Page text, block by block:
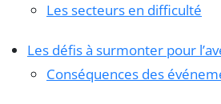
Les secteurs en difficulté
Les défis à surmonter pour
Conséquences des